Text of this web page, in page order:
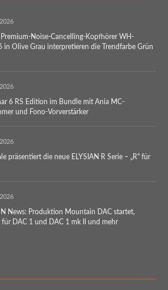
Premium-Noise-Cancelling-Kopfhörer WH-
in Olive Grau interpretieren die Trendfarbe Grün
6 RS Edition im Bundle mit Ania MC-
und Fono-Vorverstärker
präsentiert die neue ELYSIAN R Serie – „R“ für
News: Produktion Mountain DAC startet,
für DAC 1 und DAC 1 mk II und mehr